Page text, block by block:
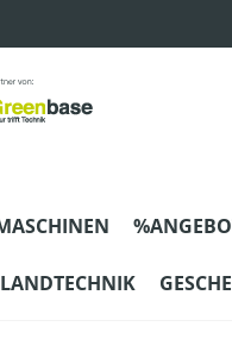
LANDTECHNIK